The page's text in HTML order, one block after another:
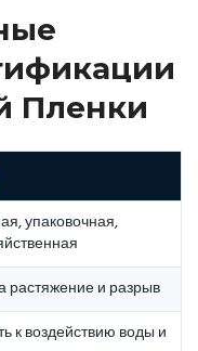
Пленки
упаковочная,
растяжение и разрыв
к воздействию воды и